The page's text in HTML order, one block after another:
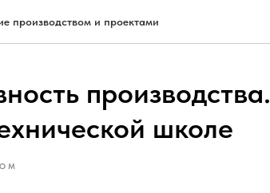
производством и проектами
производства.
школе